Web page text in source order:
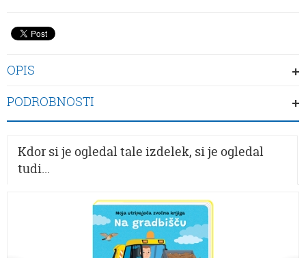
OPIS
PODROBNOSTI
Kdor si je ogledal tale izdelek, si je ogledal
tudi...